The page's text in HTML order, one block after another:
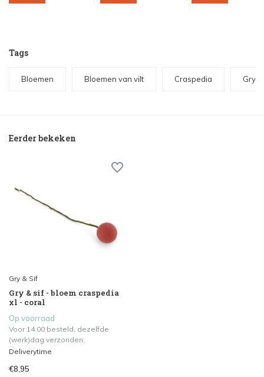
Tags
Bloemen Bloemen van vilt Craspedia Gry
Eerder bekeken
Gry & Sif
Gry & sif - bloem craspedia
xl - coral
Op voorraad
Voor 14.00 besteld, dezelfde
(werk)dag verzonden.
Deliverytime
€8,95